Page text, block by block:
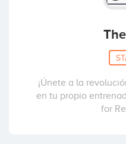
¡Únete a la
en tu propio
for